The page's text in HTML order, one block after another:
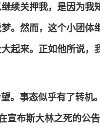
续关押我，是因为我
。然而，这个小团体
起来。正如他所说，
。事态似乎有了转机
宣布斯大林之死的公